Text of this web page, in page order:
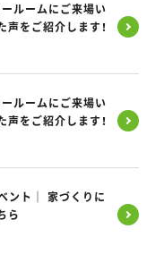
ールームにご来場い
をご紹介します！
ールームにご来場い
をご紹介します！
ント｜ 家づくりに
ら